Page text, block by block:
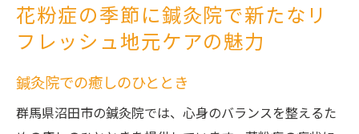
花粉症の季節に鍼灸院で新たなリ
フレッシュ地元ケアの魅力
鍼灸院での癒しのひととき
群馬県沼田市の鍼灸院では、心身のバランスを整えるた